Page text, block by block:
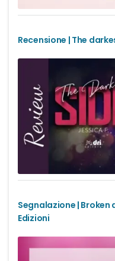
Recensione | The
Segnalazione | Broken
Edizioni